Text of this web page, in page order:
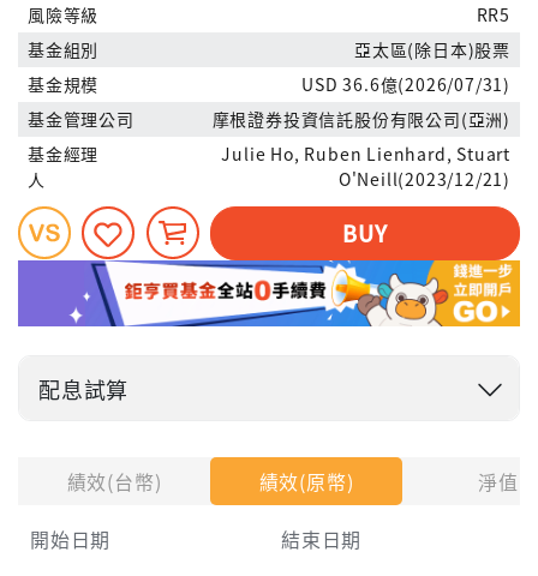
績效(台幣) 績效(原幣)
淨值
開始日期
結束日期
風險等級
RR5
基金組別
亞太區(除日本)股票
基金規模
USD 36.6億(2026/07/31)
基金管理公司
摩根證券投資信託股份有限公司(亞洲)
基金經理
人
Julie Ho, Ruben Lienhard, Stuart
O'Neill(2023/12/21)
BUY
配息試算
試算區間